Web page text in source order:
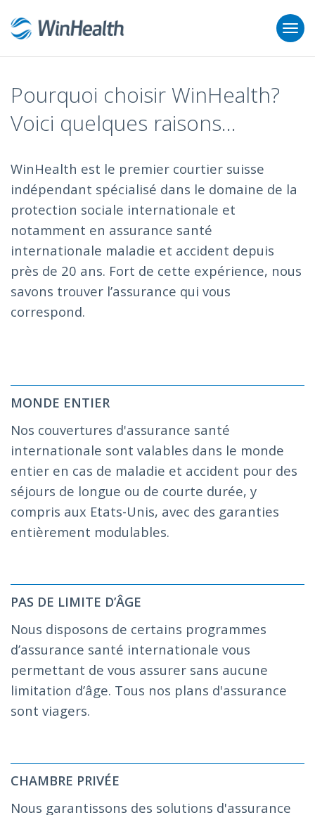
Pourquoi choisir WinHealth?
Voici quelques raisons...
WinHealth est le premier courtier suisse
indépendant spécialisé dans le domaine de la
protection sociale internationale et
notamment en assurance santé
internationale maladie et accident depuis
près de 20 ans. Fort de cette expérience, nous
savons trouver l’assurance qui vous
correspond.
MONDE ENTIER
Nos couvertures d'assurance santé
internationale sont valables dans le monde
entier en cas de maladie et accident pour des
séjours de longue ou de courte durée, y
compris aux Etats-Unis, avec des garanties
entièrement modulables.
PAS DE LIMITE D’ÂGE
Nous disposons de certains programmes
d’assurance santé internationale vous
permettant de vous assurer sans aucune
limitation d’âge. Tous nos plans d'assurance
sont viagers.
CHAMBRE PRIVÉE
Nous garantissons des solutions d'assurance